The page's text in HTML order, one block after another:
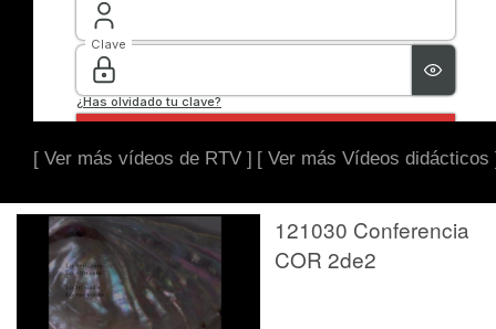
[ Ver más vídeos de RTV ] [ Ver más Vídeos didácticos
121030 Conferencia
COR 2de2